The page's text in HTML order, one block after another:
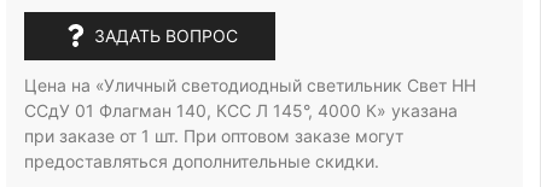
ЗАДАТЬ ВОПРОС
Цена на «Уличный светодиодный светильник Свет НН
ССдУ 01 Флагман 140, КСС Л 145°, 4000 К» указана
при заказе от 1 шт. При оптовом заказе могут
предоставляться дополнительные скидки.